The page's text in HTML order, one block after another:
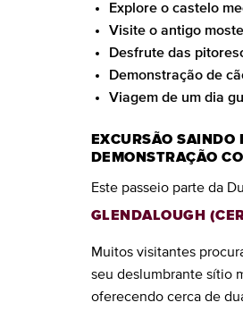
Explore o castelo
Visite o antigo
Desfrute das
Demonstração de
Viagem de um dia
EXCURSÃO
DEMONSTRAÇÃO
Este passeio parte da
GLENDALOUGH
Muitos visitantes
seu deslumbrante sítio
oferecendo cerca de